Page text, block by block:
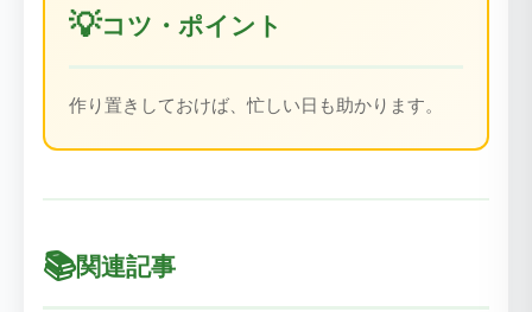
💡コツ・ポイント
作り置きしておけば、忙しい日も助かります。
📚関連記事